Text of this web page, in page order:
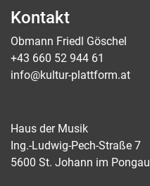
Kontakt
Obmann Friedl Göschel
+43 660 52 944 61
info@kultur-plattform.at
Haus der Musik
Ing.-Ludwig-Pech-Straße 7
5600 St. Johann im Pongau